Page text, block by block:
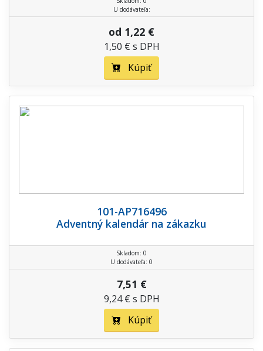
U dodávateľa:
od 1,22 €
1,50 € s DPH
Kúpiť
101-AP716496
Adventný kalendár na zákazku
Skladom: 0
U dodávateľa: 0
7,51 €
9,24 € s DPH
Kúpiť